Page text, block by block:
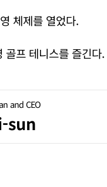
체제를 열었다.
골프 테니스를 즐긴다.
and CEO
sun